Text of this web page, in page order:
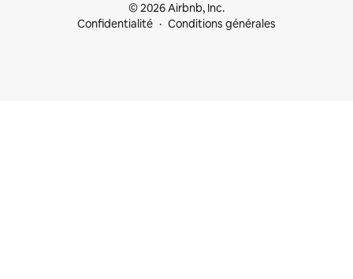
© 2026 Airbnb, Inc.
Confidentialité
Conditions générales